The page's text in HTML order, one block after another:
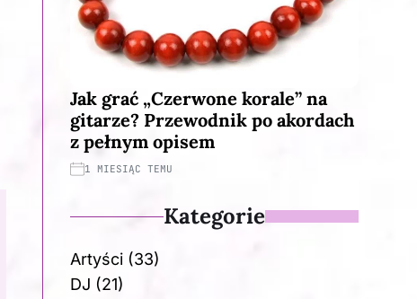
Jak grać „Czerwone korale” na
gitarze? Przewodnik po akordach
z pełnym opisem
1 MIESIĄC TEMU
Kategorie
Artyści(33)
DJ (21)